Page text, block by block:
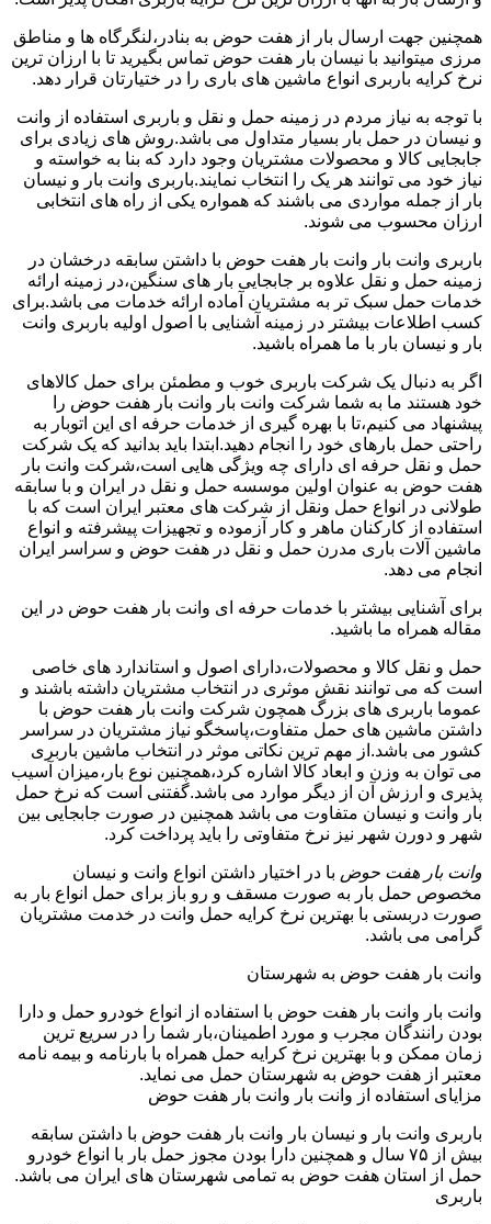
همچنین جهت ارسال بار از هفت حوض به بنادر،لنگرگاه ها و مناطق
مرزی میتوانید با نیسان بار هفت حوض تماس بگیرید تا با ارزان ترین
نرخ کرایه باربری انواع ماشین های باری را در ختیارتان قرار دهد.
با توجه به نیاز مردم در زمینه حمل و نقل و باربری استفاده از وانت
و نیسان در حمل بار بسیار متداول می باشد.روش های زیادی برای
جابجایی کالا و محصولات مشتریان وجود دارد که بنا به خواسته و
نیاز خود می توانند هر یک را انتخاب نمایند.باربری وانت بار و نیسان
بار از جمله مواردی می باشند که همواره یکی از راه های انتخابی
ارزان محسوب می شوند.
باربری وانت بار وانت بار هفت حوض با داشتن سابقه درخشان در
زمینه حمل و نقل علاوه بر جابجایی بار های سنگین،در زمینه ارائه
خدمات حمل سبک تر به مشتریان آماده ارائه خدمات می باشد.برای
کسب اطلاعات بیشتر در زمینه آشنایی با اصول اولیه باربری وانت
بار و نیسان بار با ما همراه باشید.
اگر به دنبال یک شرکت باربری خوب و مطمئن برای حمل کالاهای
خود هستند ما به شما شرکت وانت بار وانت بار هفت حوض را
پیشنهاد می کنیم،تا با بهره گیری از خدمات حرفه ای این اتوبار به
راحتی حمل بارهای خود را انجام دهید.ابتدا باید بدانید که یک شرکت
حمل و نقل حرفه ای دارای چه ویژگی هایی است،شرکت وانت بار
هفت حوض به عنوان اولین موسسه حمل و نقل در ایران و با سابقه
طولانی در انواع حمل ونقل از شرکت های معتبر ایران است که با
استفاده از کارکنان ماهر و کار آزموده و تجهیزات پیشرفته و انواع
ماشین آلات باری مدرن حمل و نقل در هفت حوض و سراسر ایران
انجام می دهد.
برای آشنایی بیشتر با خدمات حرفه ای وانت بار هفت حوض در این
مقاله همراه ما باشید.
حمل و نقل کالا و محصولات،دارای اصول و استاندارد های خاصی
است که می توانند نقش موثری در انتخاب مشتریان داشته باشند و
عموما باربری های بزرگ همچون شرکت وانت بار هفت حوض با
داشتن ماشین های حمل متفاوت،پاسخگو نیاز مشتریان در سراسر
کشور می باشد.از مهم ترین نکاتی موثر در انتخاب ماشین باربری
می توان به وزن و ابعاد کالا اشاره کرد،همچنین نوع بار،میزان آسیب
پذیری و ارزش آن از دیگر موارد می باشد.گفتنی است که نرخ حمل
بار وانت و نیسان متفاوت می باشد همچنین در صورت جابجایی بین
شهر و دورن شهر نیز نرخ متفاوتی را باید پرداخت کرد.
وانت بار هفت حوض با در اختیار داشتن انواع وانت و نیسان
مخصوص حمل بار به صورت مسقف و رو باز برای حمل انواع بار به
صورت دربستی با بهترین نرخ کرایه حمل وانت در خدمت مشتریان
گرامی می باشد.
وانت بار هفت حوض به شهرستان
وانت بار وانت بار هفت حوض با استفاده از انواع خودرو حمل و دارا
بودن رانندگان مجرب و مورد اطمینان،بار شما را در سریع ترین
زمان ممکن و با بهترین نرخ کرایه حمل همراه با بارنامه و بیمه نامه
معتبر از هفت حوض به شهرستان حمل می نماید.
مزایای استفاده از وانت بار وانت بار هفت حوض
باربری وانت بار و نیسان بار وانت بار هفت حوض با داشتن سابقه
بیش از ۷۵ سال و همچنین دارا بودن مجوز حمل بار با انواع خودرو
حمل از استان هفت حوض به تمامی شهرستان های ایران می باشد.
باربری